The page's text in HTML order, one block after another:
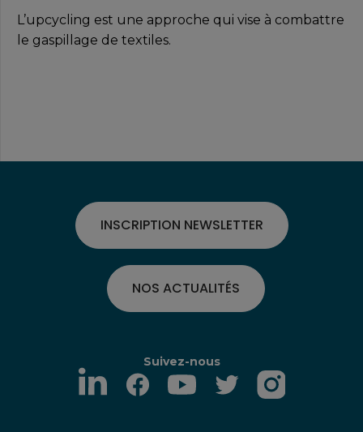
L’upcycling est une approche qui vise à combattre
le gaspillage de textiles.
INSCRIPTION NEWSLETTER
NOS ACTUALITÉS
Suivez-nous